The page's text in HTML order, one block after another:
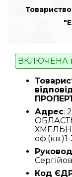
ВКЛЮЧЕНА
Адрес:
оф.(кв.)1-
Код